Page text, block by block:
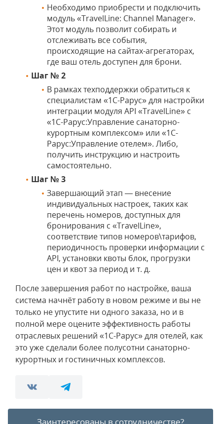
Необходимо приобрести и подключить
модуль «TravelLine: Channel Manager».
Этот модуль позволит собирать и
отслеживать все события,
происходящие на сайтах-агрегаторах,
где ваш отель доступен для брони.
Шаг № 2
В рамках техподдержки обратиться к
специалистам «1С-Рарус» для настройки
интеграции модуля API «TravelLine» с
«1С-Рарус:Управление санаторно-
курортным комплексом» или «1С-
Рарус:Управление отелем». Либо,
получить инструкцию и настроить
самостоятельно.
Шаг № 3
Завершающий этап — внесение
индивидуальных настроек, таких как
перечень номеров, доступных для
бронирования с «TravelLine»,
соответствие типов номеров\тарифов,
периодичность проверки информации с
API, установки квоты блок, прогрузки
цен и квот за период и т. д.
После завершения работ по настройке, ваша
система начнёт работу в новом режиме и вы не
только не упустите ни одного заказа, но и в
полной мере оцените эффективность работы
отраслевых решений «1С-Рарус» для отелей, как
это уже сделали более полусотни санаторно-
курортных и гостиничных комплексов.